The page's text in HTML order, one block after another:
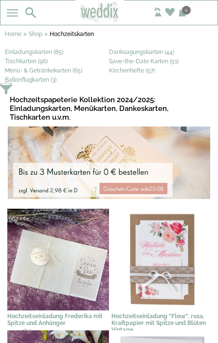
0
Home > Shop > Hochzeitskarten
Einladungskarten (85)
Danksagungskarten (44)
Tischkarten (96)
Save-the-Date Karten (51)
Menü- & Getränkekarten (65)
Kirchenhefte (57)
Ballonflugkarten (3)
Hochzeitspapeterie Kollektion 2024/2025:
Einladungskarten, Menükarten, Dankeskarten,
Tischkarten u.v.m.
Hochzeitseinladung Frederika mit
Spitze und Anhänger
2,39 €*
Hochzeitseinladung "Fleur", rosa,
Kraftpapier mit Spitze und Blüten
Vintage
3,89 €*